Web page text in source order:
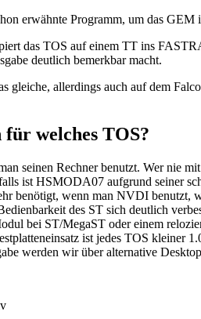
erwähnte Programm, um das
das TOS auf einem TT ins
deutlich bemerkbar macht.
gleiche, allerdings auch auf dem
für welches TOS?
seinen Rechner benutzt. Wer nie
ist HSMODA07 aufgrund seiner
benötigt, wenn man NVDI benutzt,
des ST sich deutlich
bei ST/MegaST oder einem
ist jedes TOS
werden wir über alternative